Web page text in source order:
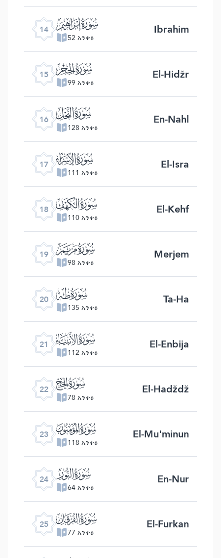
14 ﮚ
52 አንቀፅ Ibrahim
15 ﮛ
99 አንቀፅ El-Hidžr
16 ﮜ
128 አንቀፅ En-Nahl
17 ﮝ
111 አንቀፅ El-Isra
18 ﮞ
110 አንቀፅ El-Kehf
19 ﮟ
98 አንቀፅ Merjem
20 ﮠ
135 አንቀፅ Ta-Ha
21 ﮡ
112 አንቀፅ El-Enbija
22 ﮢ
78 አንቀፅ El-Hadždž
23 ﮣ
118 አንቀፅ El-Mu'minun
24 ﮤ
64 አንቀፅ En-Nur
25 ﮥ
77 አንቀፅ El-Furkan